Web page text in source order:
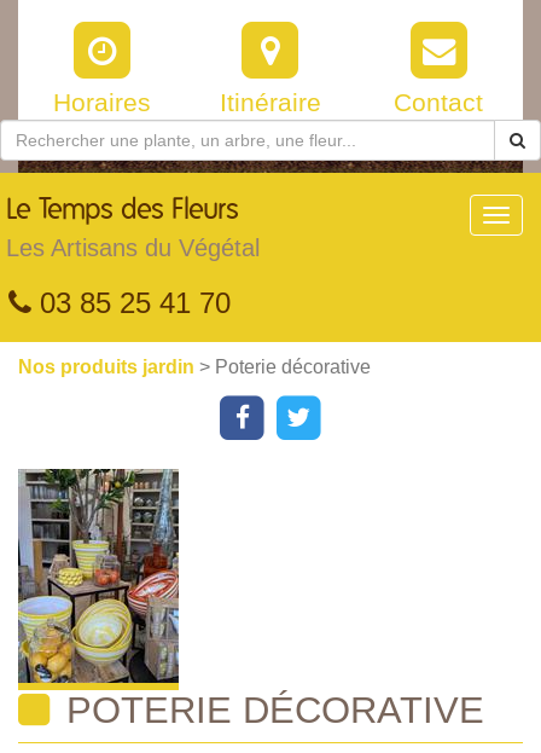
Horaires Itinéraire Contact
Le Temps des Fleurs
Les Artisans du Végétal
03 85 25 41 70
Nos produits jardin > Poterie décorative
POTERIE DÉCORATIVE